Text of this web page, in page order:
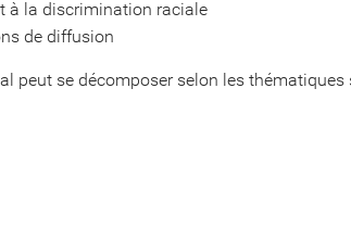
à la discrimination raciale
de diffusion
peut se décomposer selon les thématiques